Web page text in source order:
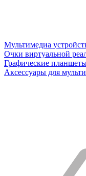
Мультимедиа
Очки виртуальной
Графические
Аксессуары для